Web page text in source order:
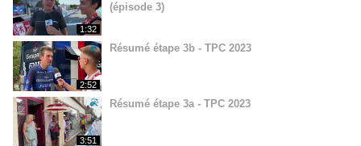
1:32
(épisode 3)
2:52
Résumé étape 3b - TPC 2023
3:51
Résumé étape 3a - TPC 2023